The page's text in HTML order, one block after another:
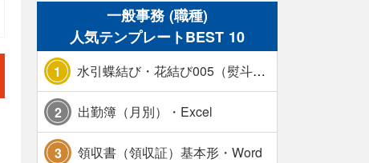
一般事務 (職種)
人気テンプレートBEST 10
1 水引蝶結び・花結び005（熨斗あり）
2 出勤簿（月別）・Excel
3 領収書（領収証）基本形・Word